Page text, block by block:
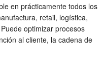
en prácticamente todos los
retail, logística,
optimizar procesos
al cliente, la cadena de